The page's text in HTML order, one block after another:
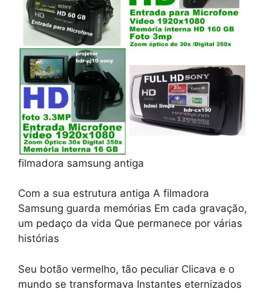
filmadora samsung antiga
Com a sua estrutura antiga A filmadora
Samsung guarda memórias Em cada gravação,
um pedaço da vida Que permanece por várias
histórias
Seu botão vermelho, tão peculiar Clicava e o
mundo se transformava Instantes eternizados